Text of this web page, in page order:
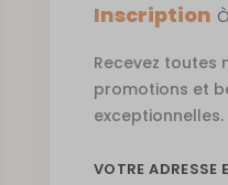
Inscription
Recevez toutes
promotions et
exceptionnelles.
VOTRE ADRESSE